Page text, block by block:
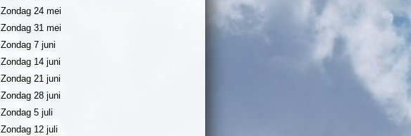
Zondag 24 mei
Zondag 31 mei
Zondag 7 juni
Zondag 14 juni
Zondag 21 juni
Zondag 28 juni
Zondag 5 juli
Zondag 12 juli